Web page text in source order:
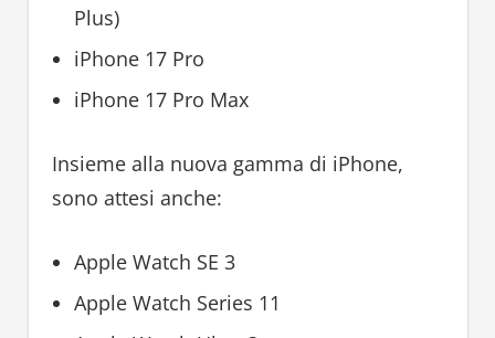
Plus)
iPhone 17 Pro
iPhone 17 Pro Max
Insieme alla nuova gamma di iPhone,
sono attesi anche:
Apple Watch SE 3
Apple Watch Series 11